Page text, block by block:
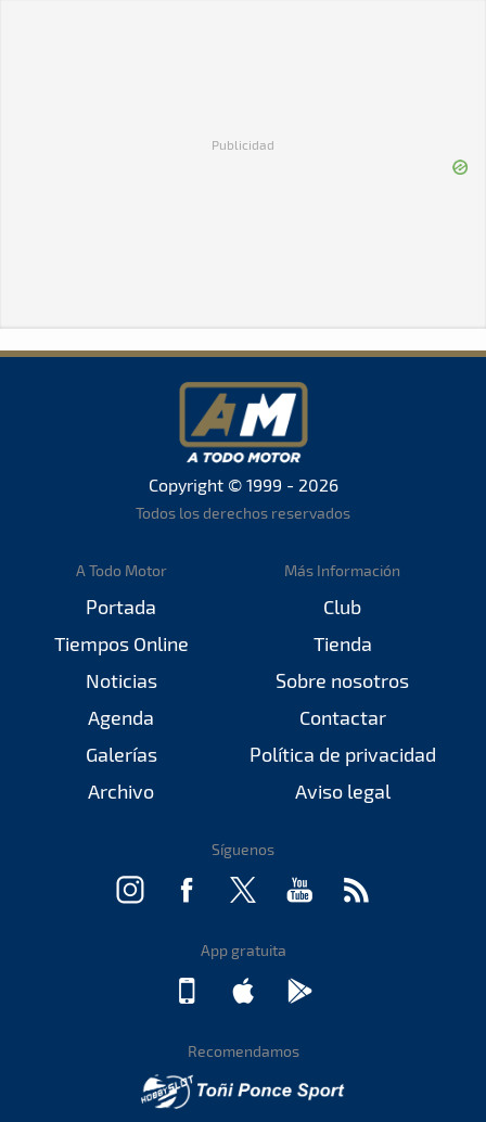
Publicidad
Copyright © 1999 - 2026
Todos los derechos reservados
A Todo Motor
Portada
Tiempos Online
Noticias
Agenda
Galerías
Archivo
Más Información
Club
Tienda
Sobre nosotros
Contactar
Política de privacidad
Aviso legal
Síguenos
App gratuita
Recomendamos